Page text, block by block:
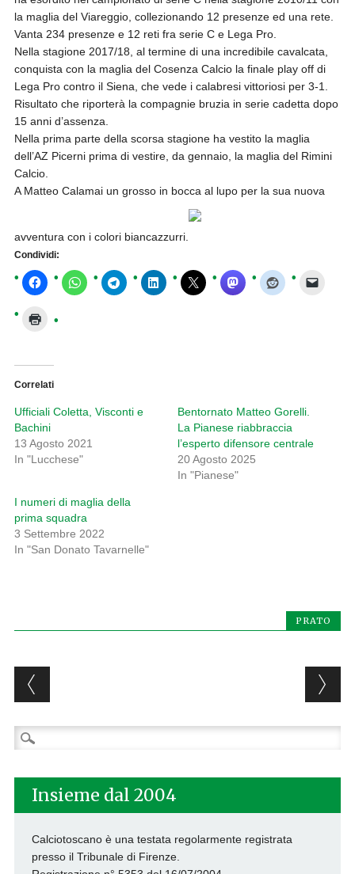
la maglia del Viareggio, collezionando 12 presenze ed una rete.
Vanta 234 presenze e 12 reti fra serie C e Lega Pro.
Nella stagione 2017/18, al termine di una incredibile cavalcata,
conquista con la maglia del Cosenza Calcio la finale play off di
Lega Pro contro il Siena, che vede i calabresi vittoriosi per 3-1.
Risultato che riporterà la compagnie bruzia in serie cadetta dopo
15 anni d’assenza.
Nella prima parte della scorsa stagione ha vestito la maglia
dell’AZ Picerni prima di vestire, da gennaio, la maglia del Rimini
Calcio.
A Matteo Calamai un grosso in bocca al lupo per la sua nuova
avventura con i colori biancazzurri.
Condividi:
Correlati
Ufficiali Coletta, Visconti e
Bachini
13 Agosto 2021
In "Lucchese"
Bentornato Matteo Gorelli.
La Pianese riabbraccia
l’esperto difensore centrale
20 Agosto 2025
In "Pianese"
I numeri di maglia della
prima squadra
3 Settembre 2022
In "San Donato Tavarnelle"
PRATO
Post navigation
Ricerca
per:
Insieme dal 2004
Calciotoscano è una testata regolarmente registrata
presso il Tribunale di Firenze.